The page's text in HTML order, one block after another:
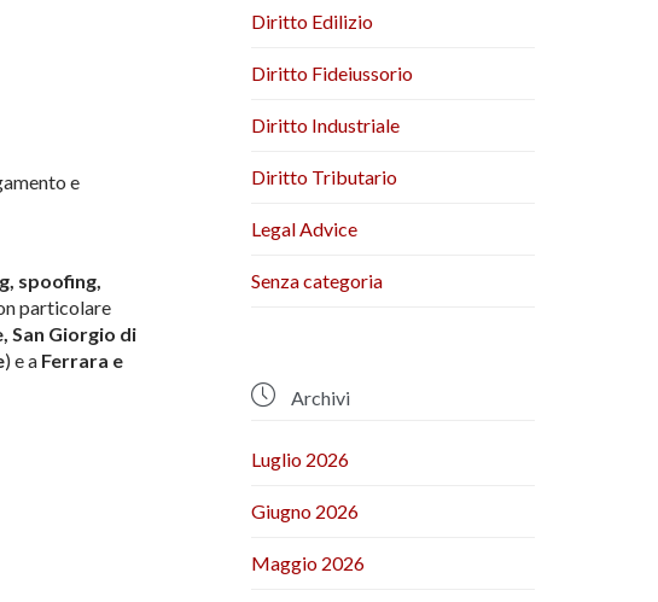
e
spoofing,
particolare
San Giorgio di
) e a Ferrara e
Diritto Edilizio
Diritto Fideiussorio
Diritto Industriale
Diritto Tributario
Legal Advice
Senza categoria
 Archivi
Luglio 2026
Giugno 2026
Maggio 2026